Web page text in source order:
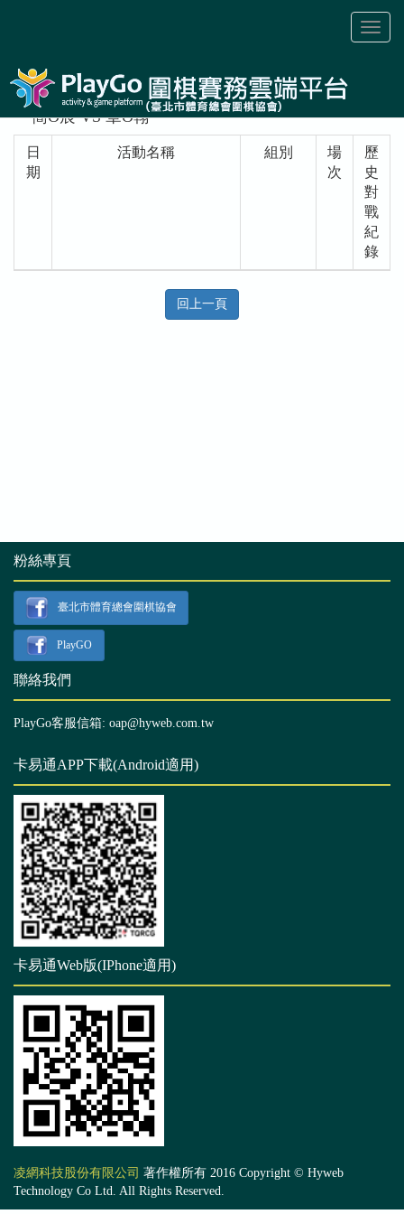
Toggle
簡O宸 VS 章O翰
日
期
活動名稱 組別
場
次
歷
史
對
戰
紀
錄
回上一頁
粉絲專頁
臺北市體育總會圍棋協會
PlayGO
聯絡我們
PlayGo客服信箱: oap@hyweb.com.tw
卡易通APP下載(Android適用)
卡易通Web版(IPhone適用)
凌網科技股份有限公司 著作權所有 2016 Copyright © Hyweb
Technology Co Ltd. All Rights Reserved.